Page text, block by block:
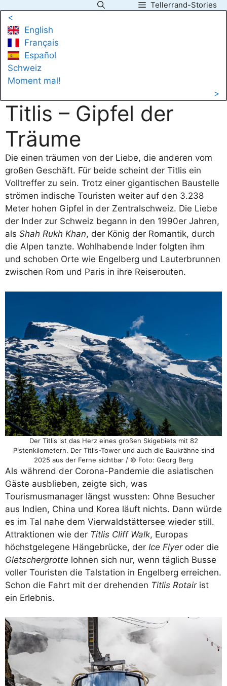
Inhalt
springen
Tellerrand-Stories
<
English
Français
Español
Schweiz
Moment mal!
>
Titlis – Gipfel der
Träume
Die einen träumen von der Liebe, die anderen vom
großen Geschäft. Für beide scheint der Titlis ein
Volltreffer zu sein. Trotz einer gigantischen Baustelle
strömen indische Touristen weiter auf den 3.238
Meter hohen Gipfel in der Zentralschweiz. Die Liebe
der Inder zur Schweiz begann in den 1990er Jahren,
als Shah Rukh Khan, der König der Romantik, durch
die Alpen tanzte. Wohlhabende Inder folgten ihm
und schoben Orte wie Engelberg und Lauterbrunnen
zwischen Rom und Paris in ihre Reiserouten.
Der Titlis ist das Herz eines großen Skigebiets mit 82
Pistenkilometern. Der Titlis-Tower und auch die Baukrähne sind
2025 aus der Ferne sichtbar / © Foto: Georg Berg
Als während der Corona-Pandemie die asiatischen
Gäste ausblieben, zeigte sich, was
Tourismusmanager längst wussten: Ohne Besucher
aus Indien, China und Korea läuft nichts. Dann würde
es im Tal nahe dem Vierwaldstättersee wieder still.
Attraktionen wie der Titlis Cliff Walk, Europas
höchstgelegene Hängebrücke, der Ice Flyeroder die
Gletschergrotte lohnen sich nur, wenn täglich Busse
voller Touristen die Talstation in Engelberg erreichen.
Schon die Fahrt mit der drehenden Titlis Rotairist
ein Erlebnis.